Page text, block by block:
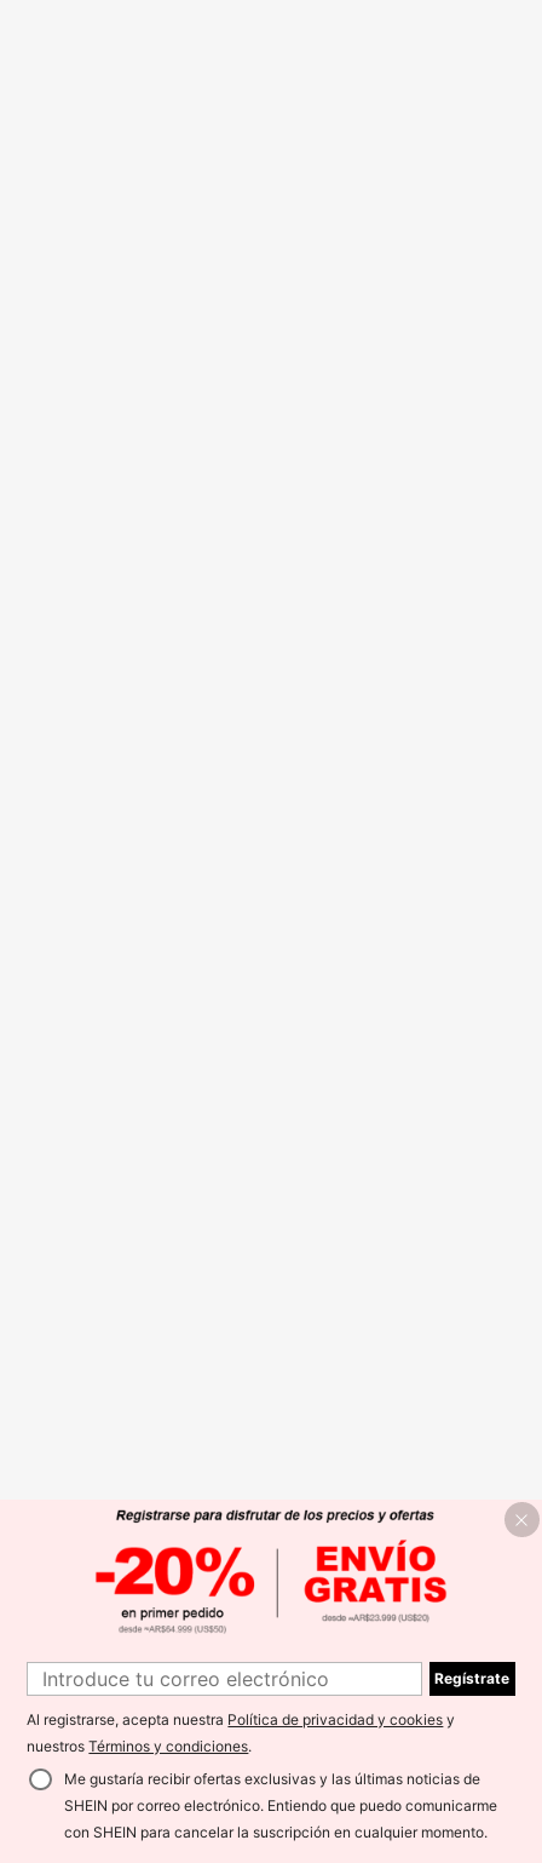
Regístrate
Al registrarse, acepta nuestra Política de privacidad y cookies y
nuestrosTérminos y condiciones.
Me gustaría recibir ofertas exclusivas y las últimas noticias de
SHEIN por correo electrónico. Entiendo que puedo comunicarme
con SHEIN para cancelar la suscripción en cualquier momento.